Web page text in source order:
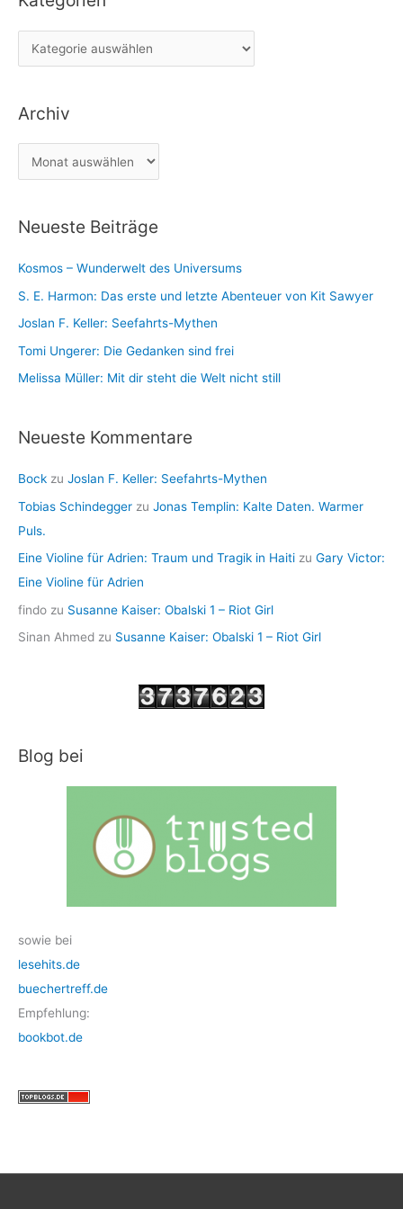
c
h
a
e
e
Archiv
r
h
v
Neueste Beiträge
Kosmos – Wunderwelt des Universums
S. E. Harmon: Das erste und letzte Abenteuer von Kit Sawyer
Joslan F. Keller: Seefahrts-Mythen
Tomi Ungerer: Die Gedanken sind frei
Melissa Müller: Mit dir steht die Welt nicht still
Neueste Kommentare
Bock zu Joslan F. Keller: Seefahrts-Mythen
Tobias Schindegger zu Jonas Templin: Kalte Daten. Warmer
Puls.
Eine Violine für Adrien: Traum und Tragik in Haiti zu Gary Victor:
Eine Violine für Adrien
findo zu Susanne Kaiser: Obalski 1 – Riot Girl
Sinan Ahmed zu Susanne Kaiser: Obalski 1 – Riot Girl
Blog bei
sowie bei
lesehits.de
buechertreff.de
Empfehlung:
bookbot.de